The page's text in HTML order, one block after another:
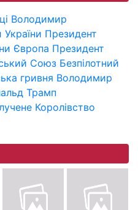
Володимир
України Президент
Європа Президент
Союз Безпілотний
гривня Володимир
Трамп
Королівство